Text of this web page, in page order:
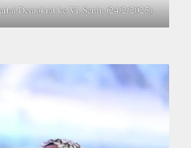
Demokrat ke VI, Senin (24/2/2025)